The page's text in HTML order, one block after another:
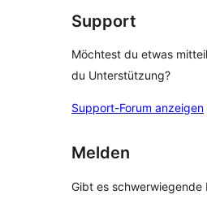
Support
Möchtest du etwas
du Unterstützung?
Support-Forum anzeigen
Melden
Gibt es schwerwiegende